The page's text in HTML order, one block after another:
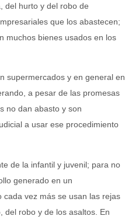
del hurto y del robo de
que los abastecen;
muchos bienes usados en los
supermercados y en general en
a pesar de las promesas
no dan abasto y son
a usar ese procedimiento
de la infantil y juvenil; para no
generado en un
cada vez más se usan las rejas
del robo y de los asaltos. En